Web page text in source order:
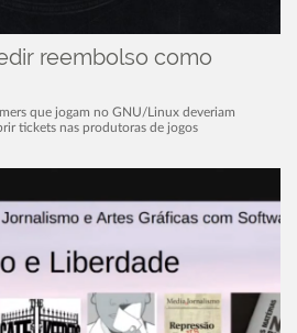
reembolso como
que jogam no GNU/Linux deveriam
tickets nas produtoras de jogos